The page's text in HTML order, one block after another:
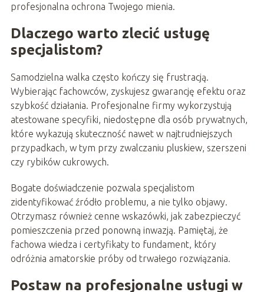
profesjonalna ochrona Twojego mienia.
Dlaczego warto zlecić usługę
specjalistom?
Samodzielna walka często kończy się frustracją.
Wybierając fachowców, zyskujesz gwarancję efektu oraz
szybkość działania. Profesjonalne firmy wykorzystują
atestowane specyfiki, niedostępne dla osób prywatnych,
które wykazują skuteczność nawet w najtrudniejszych
przypadkach, w tym przy zwalczaniu pluskiew, szerszeni
czy rybików cukrowych.
Bogate doświadczenie pozwala specjalistom
zidentyfikować źródło problemu, a nie tylko objawy.
Otrzymasz również cenne wskazówki, jak zabezpieczyć
pomieszczenia przed ponowną inwazją. Pamiętaj, że
fachowa wiedza i certyfikaty to fundament, który
odróżnia amatorskie próby od trwałego rozwiązania.
Postaw na profesjonalne usługi w